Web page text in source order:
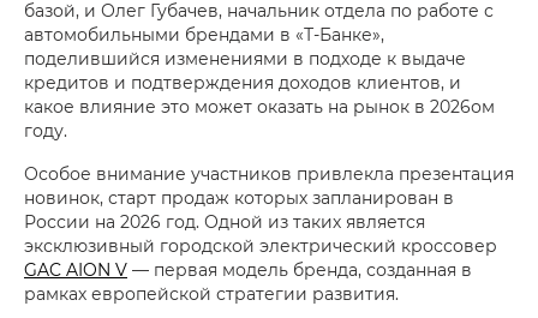
базой, и Олег Губачев, начальник отдела по работе с
автомобильными брендами в «Т-Банке»,
поделившийся изменениями в подходе к выдаче
кредитов и подтверждения доходов клиентов, и
какое влияние это может оказать на рынок в 2026ом
году.
Особое внимание участников привлекла презентация
новинок, старт продаж которых запланирован в
России на 2026 год. Одной из таких является
эксклюзивный городской электрический кроссовер
GAC AION V — первая модель бренда, созданная в
рамках европейской стратегии развития.